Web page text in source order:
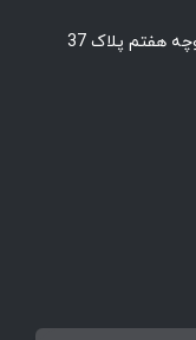
یوسف آباد خیابان اسد آبادی جنب کوچه هفتم پلاک 37